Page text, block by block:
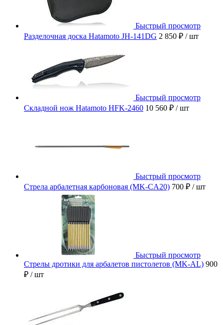
Быстрый просмотр
Разделочная доска Hatamoto JH-141DG 2 850 ₽ / шт
Быстрый просмотр
Складной нож Hatamoto HFK-2460 10 560 ₽ / шт
Быстрый просмотр
Стрела арбалетная карбоновая (MK-CA20) 700 ₽ / шт
Быстрый просмотр
Стрелы дротики для арбалетов пистолетов (MK-AL) 900
₽ / шт